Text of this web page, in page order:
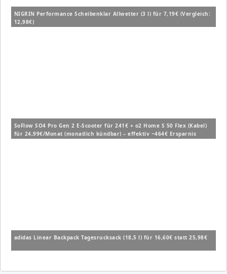
NIGRIN Performance Scheibenklar Allwetter (3 l) für 7,19€ (Vergleich:
12,98€)
SoFlow SO4 Pro Gen 2 E-Scooter für 241€ + o2 Home S 50 Flex (Kabel)
für 24,99€/Monat (monatlich kündbar) – effektiv ~464€ Ersparnis
adidas Linear Backpack Tagesrucksack (18,5 l) für 16,60€ statt 25,98€